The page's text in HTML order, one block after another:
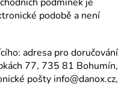
podobě a není
adresa pro doručování
77, 735 81 Bohumín,
pošty info@danox.cz,